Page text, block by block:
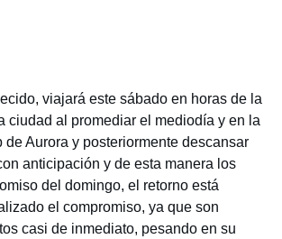
viajará este sábado en horas de la
ciudad al promediar el mediodía y en la
Aurora y posteriormente descansar
anticipación y de esta manera los
del domingo, el retorno está
el compromiso, ya que son
casi de inmediato, pesando en su